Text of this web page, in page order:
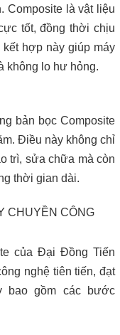
Composite là vật liệu
tốt, đồng thời chịu
hợp này giúp máy
không lo hư hỏng.
bản bọc Composite
Điều này không chỉ
trì, sửa chữa mà còn
thời gian dài.
CHUYỀN CÔNG
của Đại Đồng Tiến
nghệ tiên tiến, đạt
bao gồm các bước